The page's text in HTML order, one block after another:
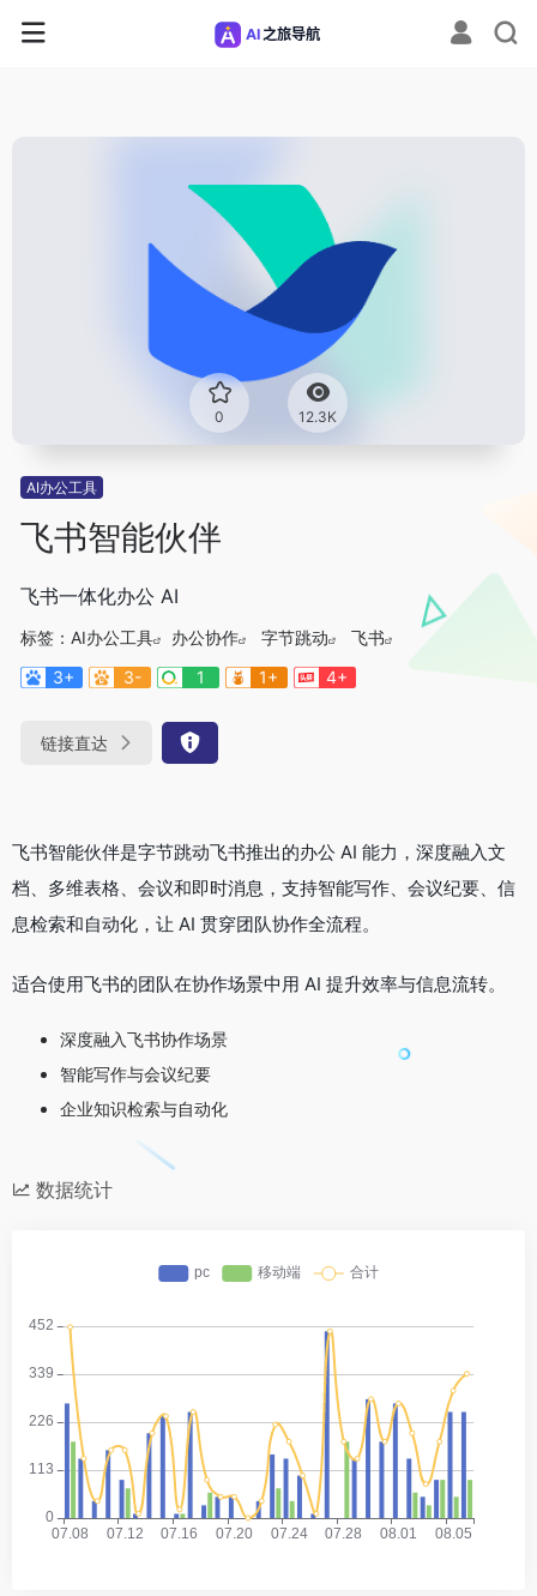
0 12.3K
AI办公工具
飞书智能伙伴
飞书一体化办公 AI
标签： AI办公工具 办公协作 字节跳动
飞书
3+
3- 1 1+ 4+
链接直达
飞书智能伙伴是字节跳动飞书推出的办公 AI 能力，深度融入文
档、多维表格、会议和即时消息，支持智能写作、会议纪要、信
息检索和自动化，让 AI 贯穿团队协作全流程。
适合使用飞书的团队在协作场景中用 AI 提升效率与信息流转。
深度融入飞书协作场景
智能写作与会议纪要
企业知识检索与自动化
数据统计